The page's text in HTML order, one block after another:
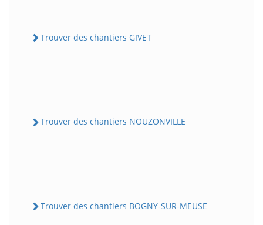
Trouver des chantiers GIVET
Trouver des chantiers NOUZONVILLE
Trouver des chantiers BOGNY-SUR-MEUSE